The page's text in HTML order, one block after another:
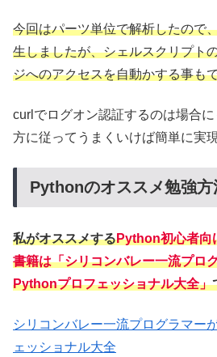
今回はパーツ単位で解析したので
生しましたが、シェルスクリプト
ジへのアクセスを自動かする事も
curlでログオン認証するのは場合
方に従ってうまくいけば簡単に実
Pythonのオススメ勉強方
私がオススメするPython初心者向
書籍は「シリコンバレー一流プロ
Pythonプロフェッショナル大全」
シリコンバレー一流プログラマー
ェッショナル大全